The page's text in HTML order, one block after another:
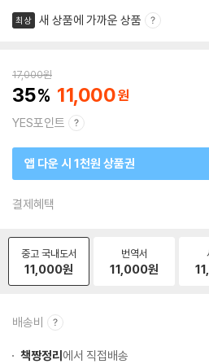
최상 새 상품에 가까운 상품
17,000원
35 11,000
YES포인트
앱 다운 시 1천원 상품권
결제혜택
중고 국내도서
11,000원
번역서
11,000원
배송비
책짱정리에서 직접배송